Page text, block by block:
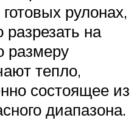
рулонах,
на
размеру
тепло,
состоящее из
диапазона.